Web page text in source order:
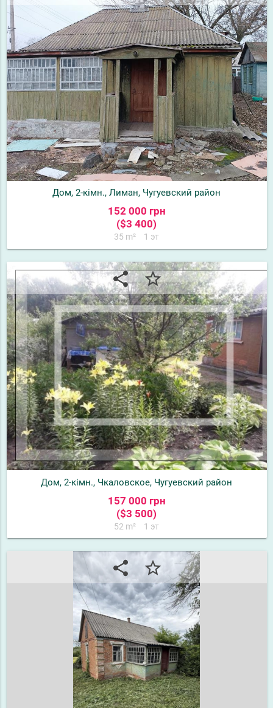
Дом, 2-кімн., Лиман, Чугуевский район
152 000 грн
($3 400)
35 m² 1 эт
share star_border
Дом, 2-кімн., Чкаловское, Чугуевский район
157 000 грн
($3 500)
52 m² 1 эт
share star_border